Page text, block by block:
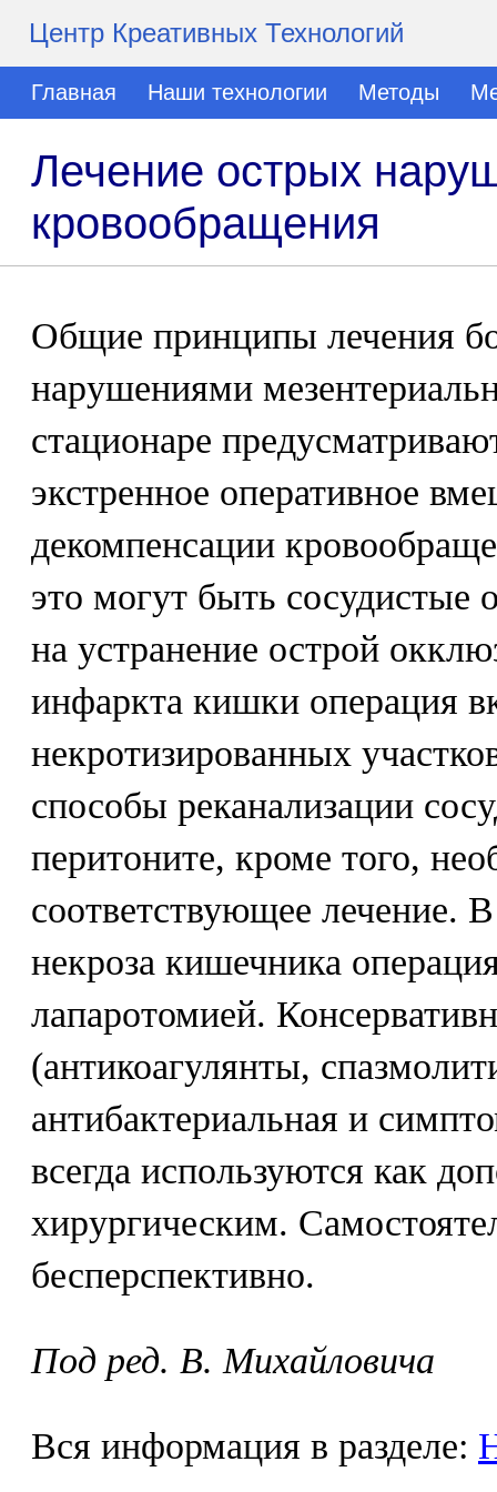
Центр Креативных Технологий
Главная Наши технологии Методы
Лечение острых
кровообращения
Общие принципы лечения
нарушениями
стационаре
экстренное оперативное
декомпенсации
это могут быть сосудистые
на устранение острой
инфаркта кишки операция
некротизированных
способы реканализации
перитоните, кроме того,
соответствующее лечение.
некроза кишечника
лапаротомией.
(антикоагулянты,
антибактериальная и
всегда используются как
хирургическим.
бесперспективно.
Под ред. В. Михайловича
Вся информация в разделе: